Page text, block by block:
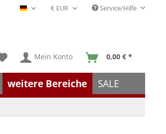
Deutsch - DE Service/Hilfe
Mein Konto 0,00 € *
weitere Bereiche SALE